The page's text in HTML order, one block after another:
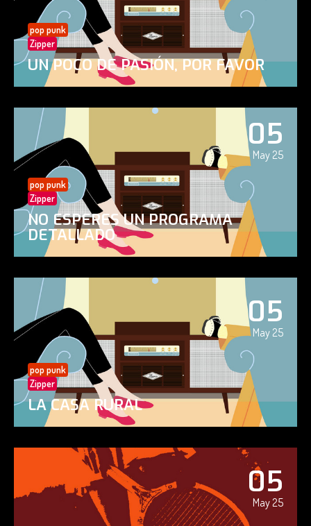
pop punk
Zipper
UN POCO DE PASIÓN, POR FAVOR
05
May 25
pop punk
Zipper
NO ESPERES UN PROGRAMA
DETALLADO
05
May 25
pop punk
Zipper
LA CASA RURAL
05
May 25